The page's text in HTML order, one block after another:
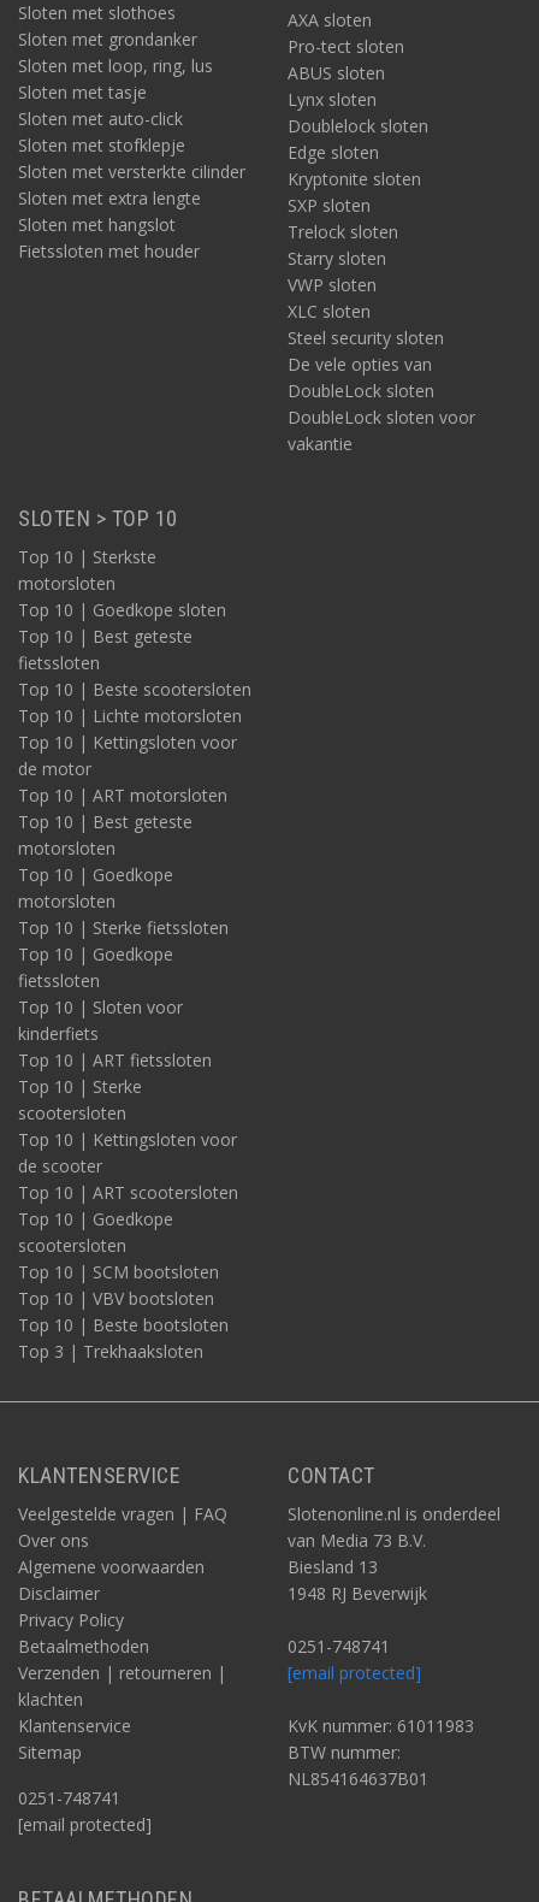
Sloten met slothoes
Sloten met grondanker
Sloten met loop, ring, lus
Sloten met tasje
Sloten met auto-click
Sloten met stofklepje
Sloten met versterkte cilinder
Sloten met extra lengte
Sloten met hangslot
Fietssloten met houder
AXA sloten
Pro-tect sloten
ABUS sloten
Lynx sloten
Doublelock sloten
Edge sloten
Kryptonite sloten
SXP sloten
Trelock sloten
Starry sloten
VWP sloten
XLC sloten
Steel security sloten
De vele opties van
DoubleLock sloten
DoubleLock sloten voor
vakantie
SLOTEN > TOP 10
Top 10 | Sterkste
motorsloten
Top 10 | Goedkope sloten
Top 10 | Best geteste
fietssloten
Top 10 | Beste scootersloten
Top 10 | Lichte motorsloten
Top 10 | Kettingsloten voor
de motor
Top 10 | ART motorsloten
Top 10 | Best geteste
motorsloten
Top 10 | Goedkope
motorsloten
Top 10 | Sterke fietssloten
Top 10 | Goedkope
fietssloten
Top 10 | Sloten voor
kinderfiets
Top 10 | ART fietssloten
Top 10 | Sterke
scootersloten
Top 10 | Kettingsloten voor
de scooter
Top 10 | ART scootersloten
Top 10 | Goedkope
scootersloten
Top 10 | SCM bootsloten
Top 10 | VBV bootsloten
Top 10 | Beste bootsloten
Top 3 | Trekhaaksloten
KLANTENSERVICE
Veelgestelde vragen | FAQ
Over ons
Algemene voorwaarden
Disclaimer
Privacy Policy
Betaalmethoden
Verzenden | retourneren |
klachten
Klantenservice
Sitemap
0251-748741
[email protected]
CONTACT
Slotenonline.nl is onderdeel
van Media 73 B.V.
Biesland 13
1948 RJ Beverwijk
0251-748741
[email protected]
KvK nummer: 61011983
BTW nummer:
NL854164637B01